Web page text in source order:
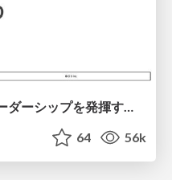
職位にかかわらず全員がリーダーシップを発揮するチーム作り / Building a team where everyone can demonstrate leadership regardless of position
64 56k